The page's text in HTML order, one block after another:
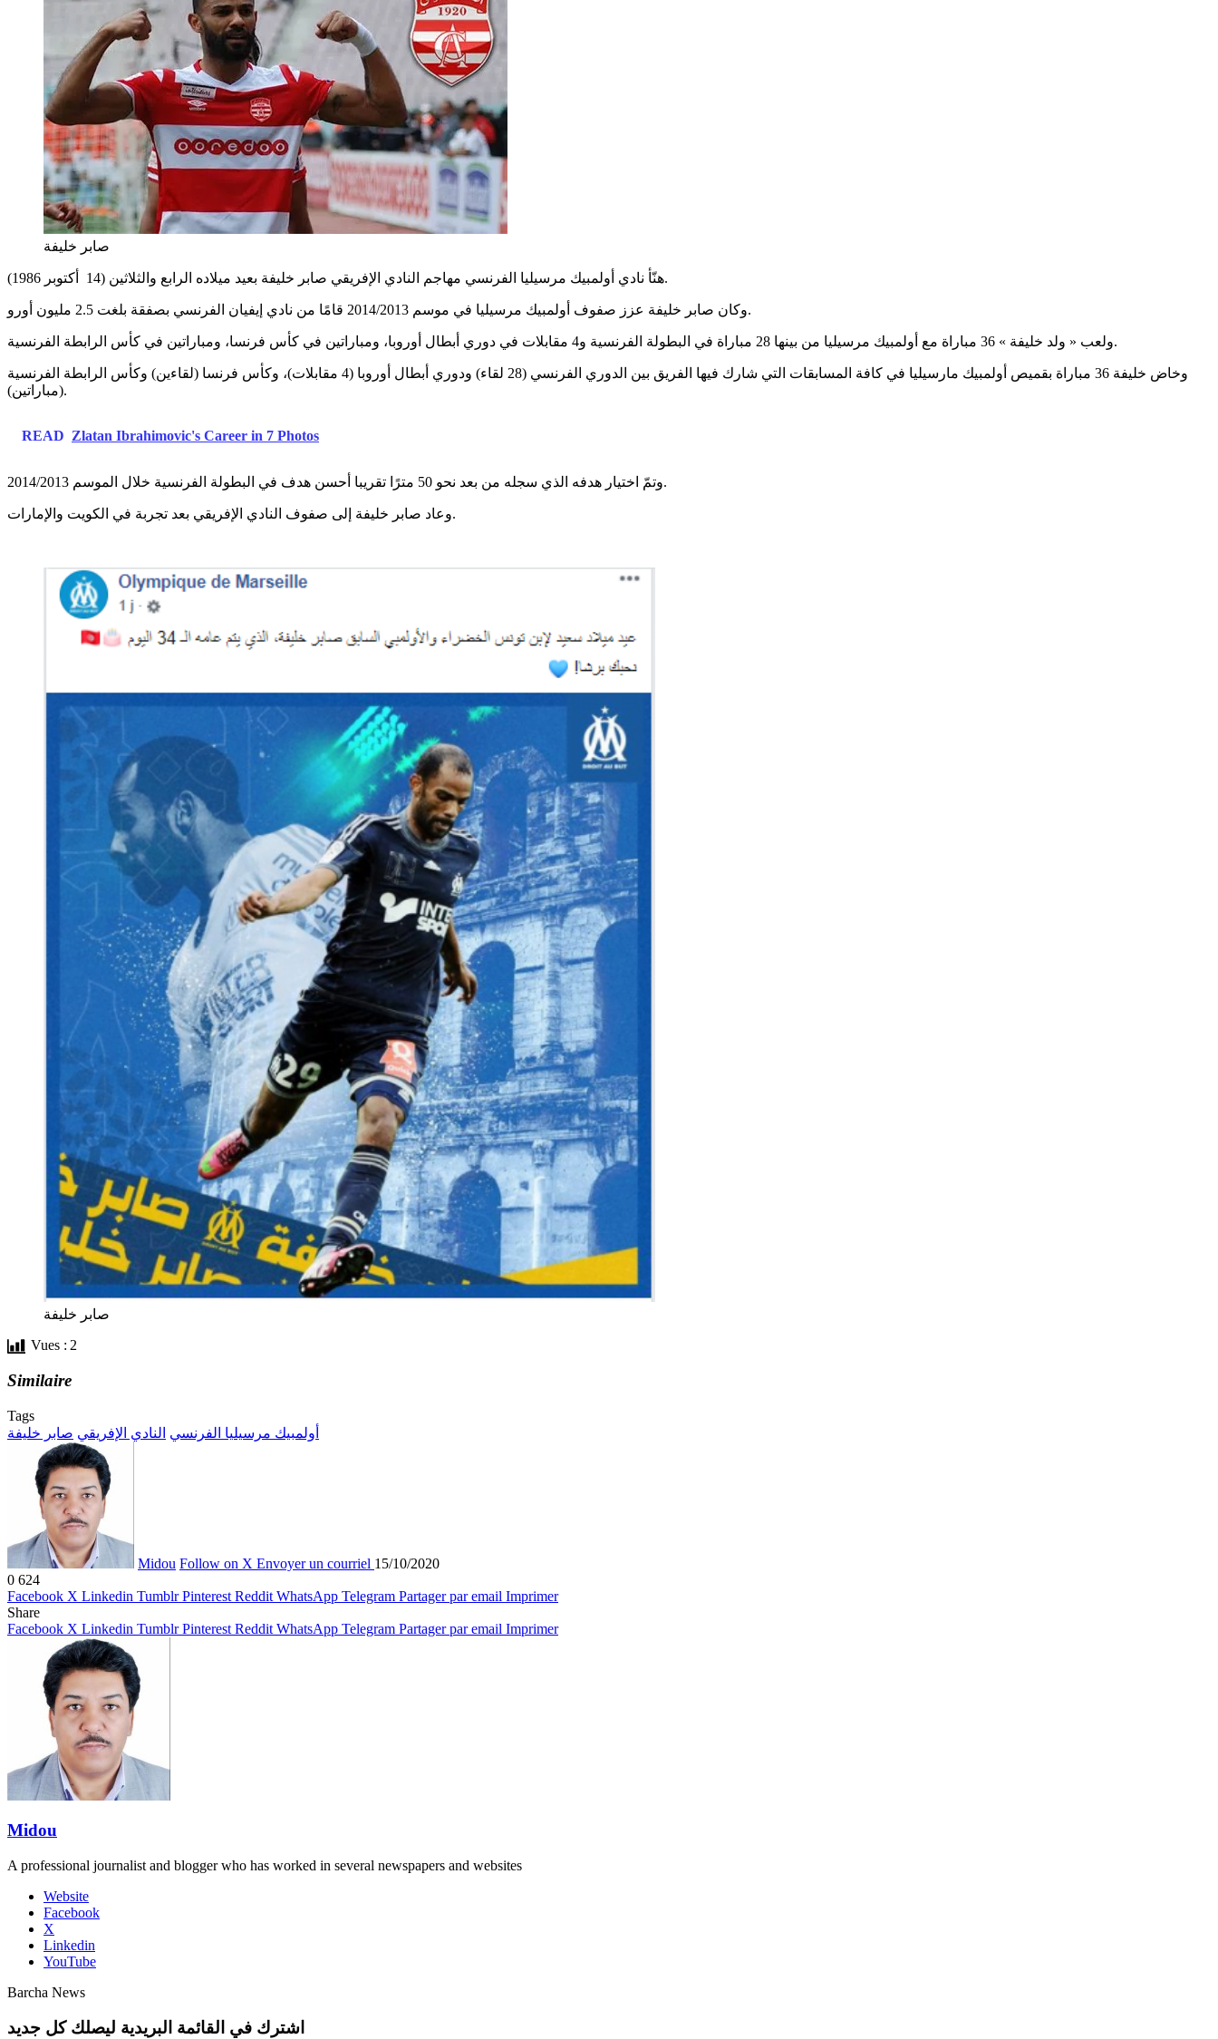
صابر خليفة
هنّأ نادي أولمبيك مرسيليا الفرنسي مهاجم النادي الإفريقي صابر خليفة بعيد ميلاده الرابع والثلاثين (14 أكتوبر 1986).
وكان صابر خليفة عزز صفوف أولمبيك مرسيليا في موسم 2014/2013 قامًا من نادي إيفيان الفرنسي بصفقة بلغت 2.5 مليون أورو.
ولعب « ولد خليفة » 36 مباراة مع أولمبيك مرسيليا من بينها 28 مباراة في البطولة الفرنسية و4 مقابلات في دوري أبطال أوروبا، ومباراتين في كأس فرنسا، ومباراتين في كأس الرابطة الفرنسية.
وخاض خليفة 36 مباراة بقميص أولمبيك مارسيليا في كافة المسابقات التي شارك فيها الفريق بين الدوري الفرنسي (28 لقاء) ودوري أبطال أوروبا (4 مقابلات)، وكأس فرنسا (لقاءين) وكأس الرابطة الفرنسية
(مباراتين).
READ Zlatan Ibrahimovic's Career in 7 Photos
وتمّ اختيار هدفه الذي سجله من بعد نحو 50 مترًا تقريبا أحسن هدف في البطولة الفرنسية خلال الموسم 2014/2013.
وعاد صابر خليفة إلى صفوف النادي الإفريقي بعد تجربة في الكويت والإمارات.
صابر خليفة
Vues : 2
Similaire
Tags
أولمبيك مرسيليا الفرنسي النادي الإفريقي صابر خليفة
Midou Follow on X Envoyer un courriel 15/10/2020
0 624
Facebook X Linkedin Tumblr Pinterest Reddit WhatsApp Telegram Partager par email Imprimer
Share
Facebook X Linkedin Tumblr Pinterest Reddit WhatsApp Telegram Partager par email Imprimer
Midou
A professional journalist and blogger who has worked in several newspapers and websites
Website
Facebook
X
Linkedin
YouTube
Barcha News
اشترك في القائمة البريدية ليصلك كل جديد